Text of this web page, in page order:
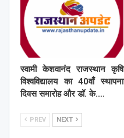
स्वामी केशवानंद राजस्थान कृषि
विश्वविद्यालय का 40वाँ स्थापना
दिवस समारोह और डॉ. के.…
PREV NEXT